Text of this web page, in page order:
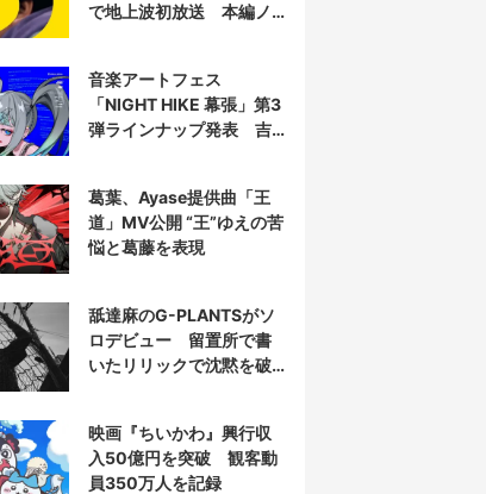
で地上波初放送 本編ノ
音楽アートフェス
「NIGHT HIKE 幕張」第3
弾ラインナップ発表 吉
葛葉、Ayase提供曲「王
道」MV公開 “王”ゆえの苦
悩と葛藤を表現
舐達麻のG-PLANTSがソ
ロデビュー 留置所で書
いたリリックで沈黙を破
映画『ちいかわ』興行収
入50億円を突破 観客動
員350万人を記録